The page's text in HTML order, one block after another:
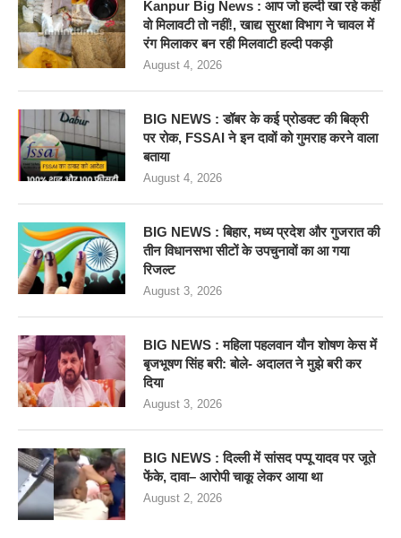
Kanpur Big News : आप जो हल्दी खा रहे कहीं
वो मिलावटी तो नहीं!, खाद्य सुरक्षा विभाग ने चावल में
रंग मिलाकर बन रही मिलवाटी हल्दी पकड़ी
August 4, 2026
BIG NEWS : डॉबर के कई प्रोडक्ट की बिक्री
पर रोक, FSSAI ने इन दावों को गुमराह करने वाला
बताया
August 4, 2026
BIG NEWS : बिहार, मध्य प्रदेश और गुजरात की
तीन विधानसभा सीटों के उपचुनावों का आ गया
रिजल्ट
August 3, 2026
BIG NEWS : महिला पहलवान यौन शोषण केस में
बृजभूषण सिंह बरी: बोले- अदालत ने मुझे बरी कर
दिया
August 3, 2026
BIG NEWS : दिल्ली में सांसद पप्पू यादव पर जूते
फेंके, दावा– आरोपी चाकू लेकर आया था
August 2, 2026